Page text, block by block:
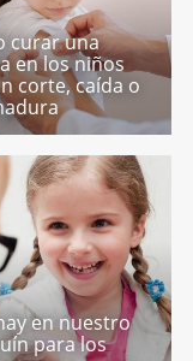
curar una
en los niños
corte, caída o
en nuestro
para los